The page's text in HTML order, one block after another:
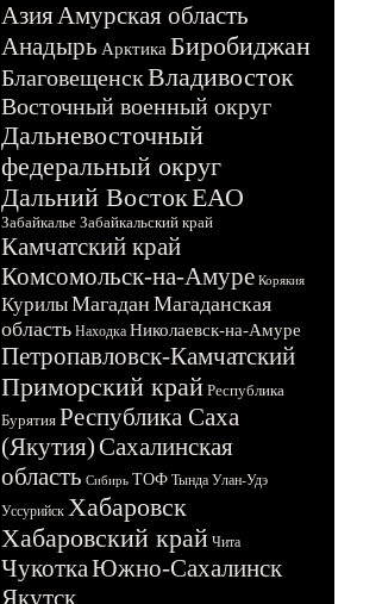
АзияАмурская область
Анадырь Арктика Биробиджан
БлаговещенскВладивосток
Восточный военный округ
Дальневосточный
федеральный округ
Дальний ВостокЕАО
Забайкалье Забайкальский край
Камчатский край
Комсомольск-на-Амуре Корякия
КурилыМагадан Магаданская
область Находка Николаевск-на-Амуре
Петропавловск-Камчатский
Приморский край Республика
Бурятия Республика Саха
(Якутия)Сахалинская
область Сибирь ТОФ Тында Улан-Удэ
Уссурийск Хабаровск
Хабаровский край Чита
ЧукоткаЮжно-Сахалинск
Якутск